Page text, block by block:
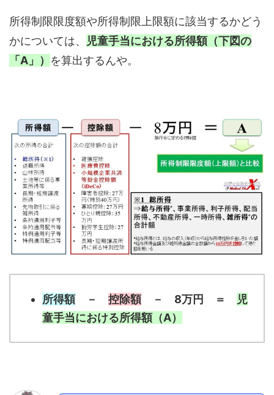
所得制限限度額や所得制限上限額に該当するかどう
かについては、
児童手当における所得額（下図の
「A」） を算出するんや。
所得額－ 控除額－ 8万円 ＝
児
童手当における所得額（A）